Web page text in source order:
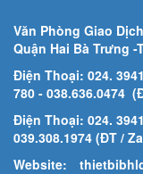
Văn Phòng Giao
Quận Hai Bà Trưng
Điện Thoại: 024.
780 - 038.636.0474
Điện Thoại: 024.
039.308.1974 (ĐT /
Website: